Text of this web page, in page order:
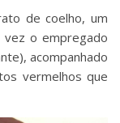
de coelho, um
o empregado
acompanhado
vermelhos que